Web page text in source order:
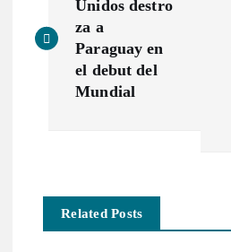
v
a
c
Unidos destro
za a
Paraguay en
el debut del
Mundial
Related Posts